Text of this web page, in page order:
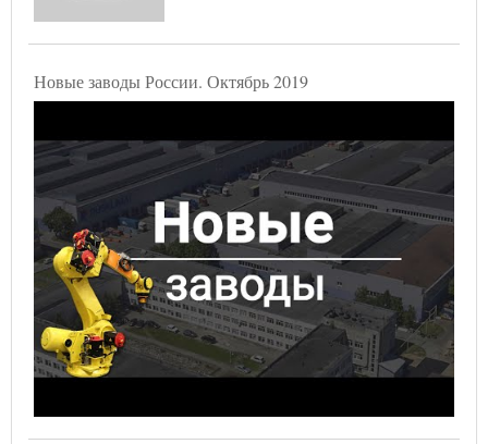
Новые заводы России. Октябрь 2019